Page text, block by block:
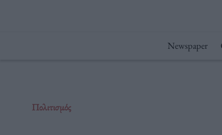
Newspaper
Πολιτισμός